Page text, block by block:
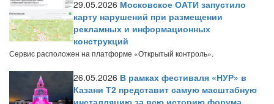
29.05.2026 Московское ОАТИ запустило
карту нарушений при размещении
рекламных и информационных
конструкций
Сервис расположен на платформе «Открытый контроль».
26.05.2026 В рамках фестиваля «НУР» в
Казани Т2 представит самую масштабную
инсталляцию за всю историю форума